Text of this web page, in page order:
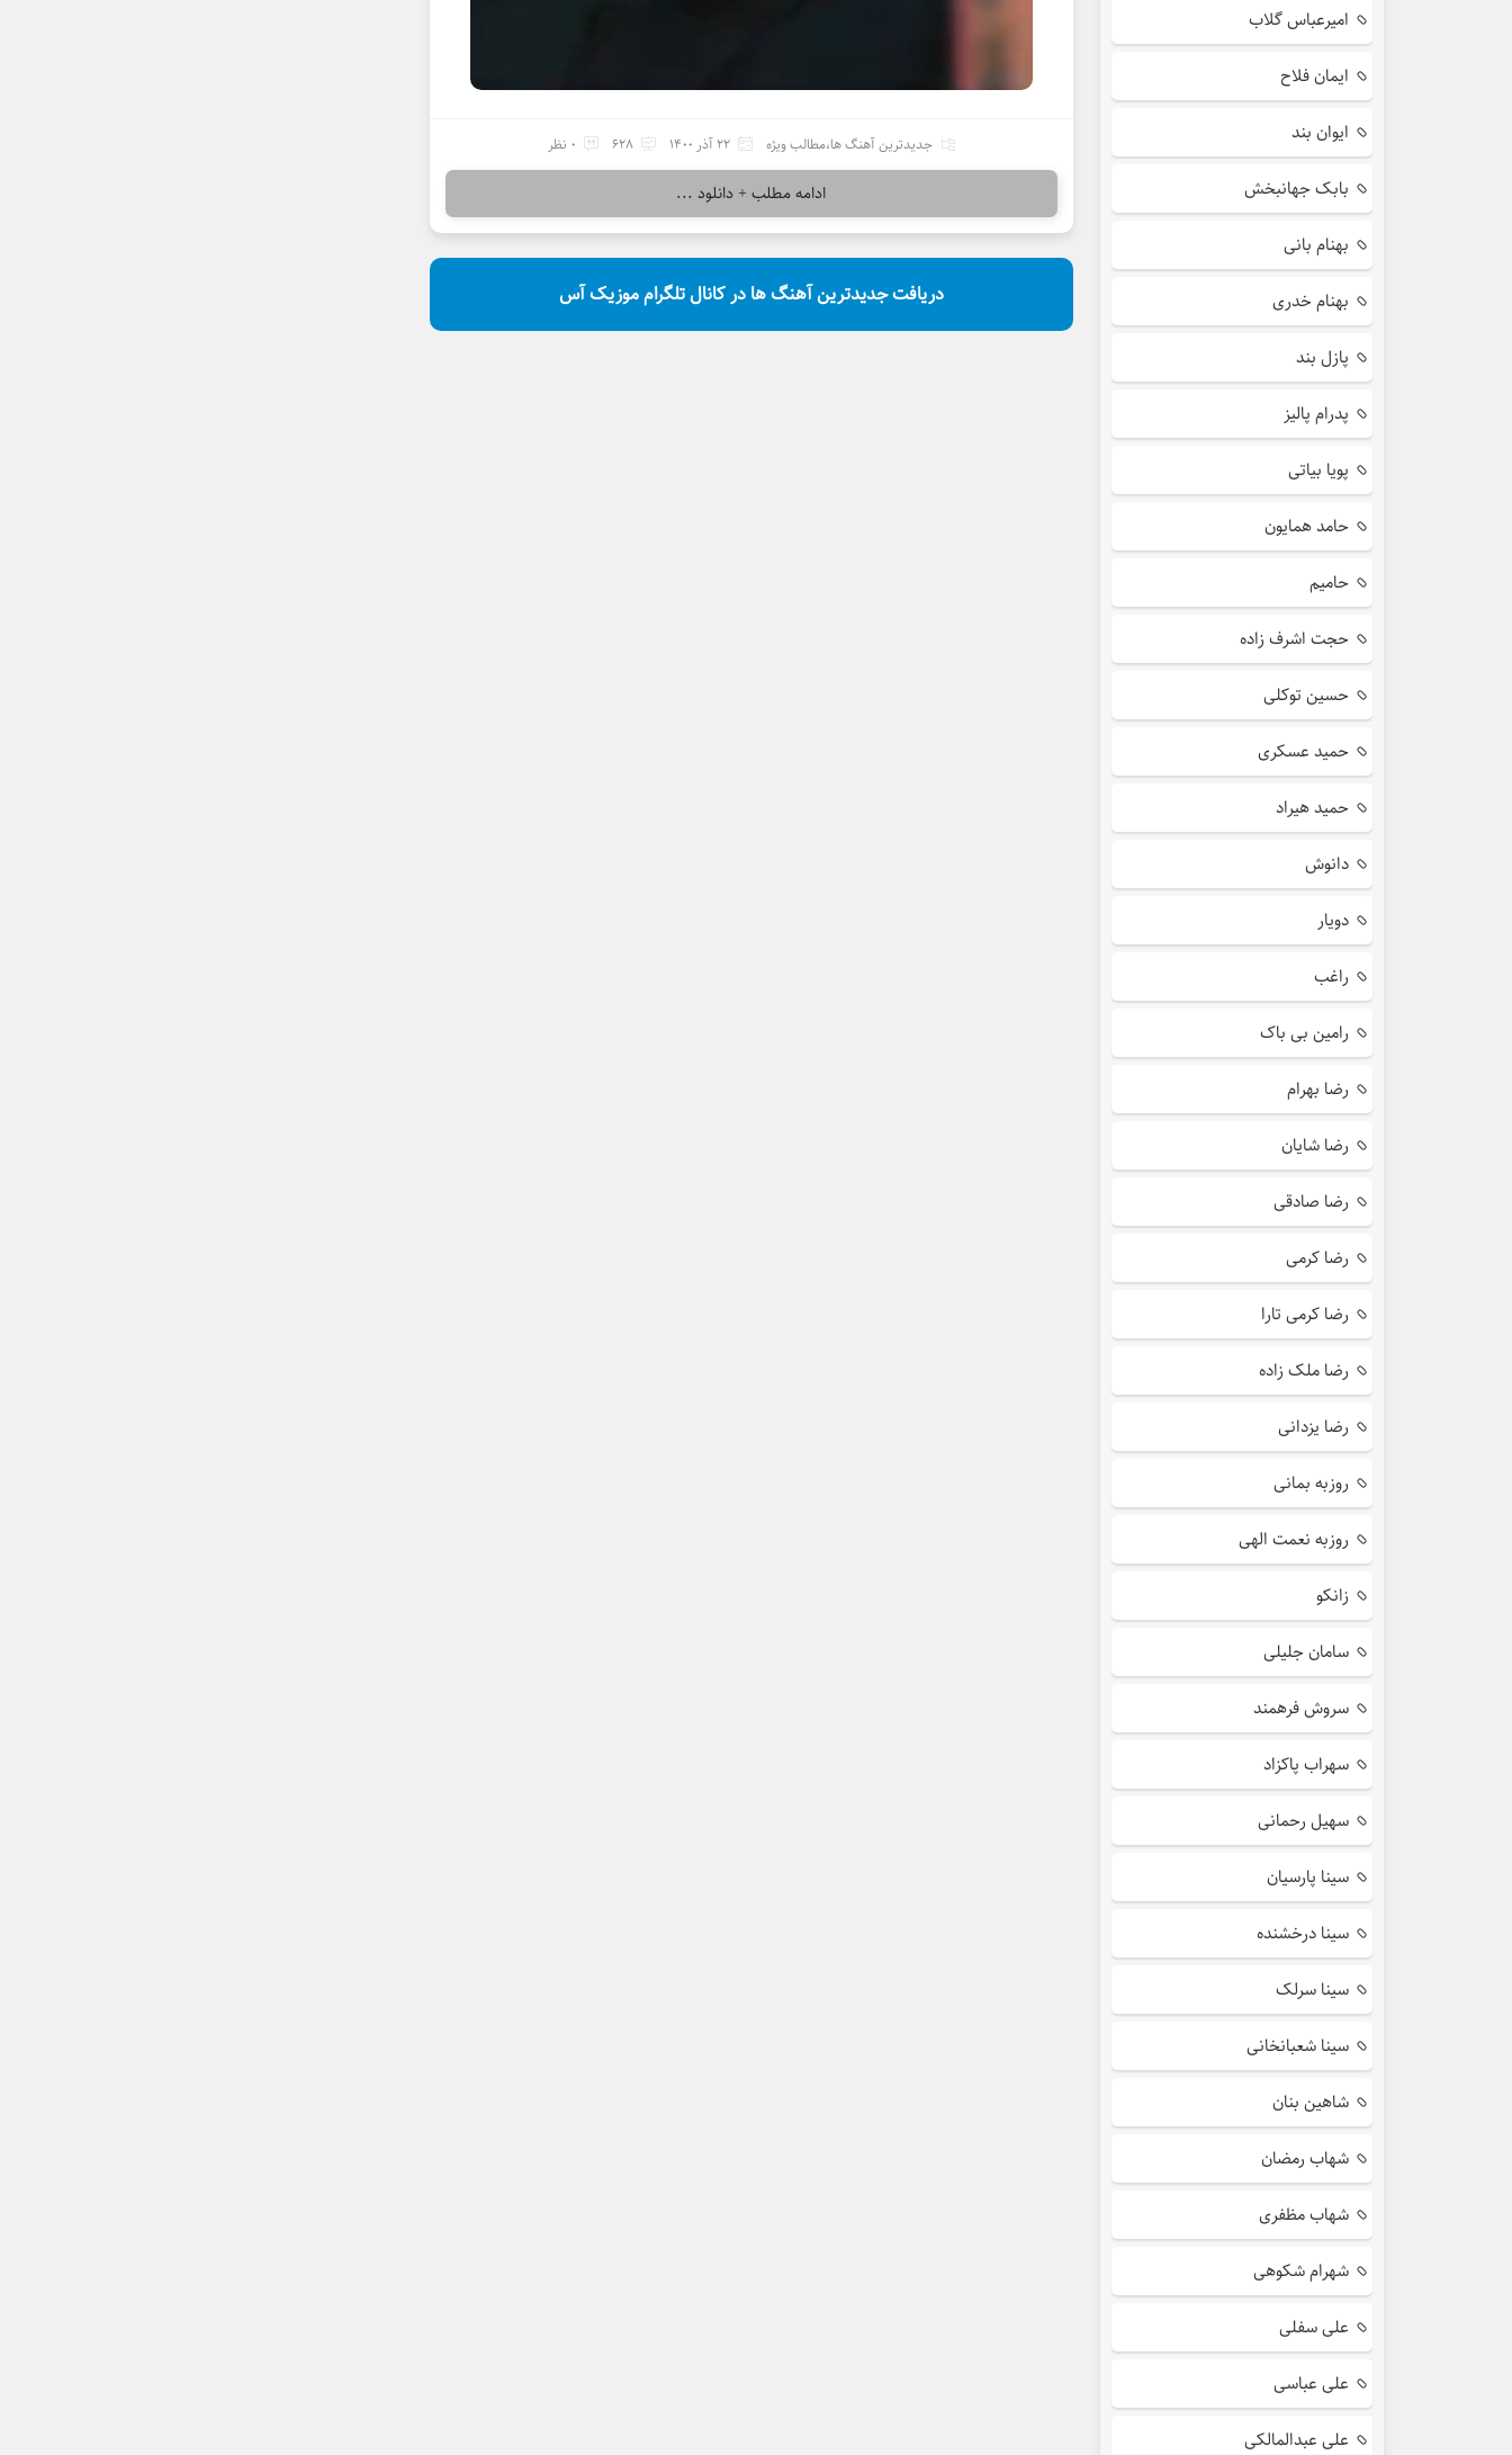
جدیدترین آهنگ ها،مطالب ویژه 22 آذر 1400 628 0 نظر
ادامه مطلب + دانلود ...
دریافت جدیدترین آهنگ ها در کانال تلگرام موزیک آس
امیرعباس گلاب
ایمان فلاح
ایوان بند
بابک جهانبخش
بهنام بانی
بهنام خدری
پازل بند
پدرام پالیز
پویا بیاتی
حامد همایون
حامیم
حجت اشرف زاده
حسین توکلی
حمید عسکری
حمید هیراد
دانوش
دویار
راغب
رامین بی باک
رضا بهرام
رضا شایان
رضا صادقی
رضا کرمی
رضا کرمی تارا
رضا ملک زاده
رضا یزدانی
روزبه بمانی
روزبه نعمت الهی
زانکو
سامان جلیلی
سروش فرهمند
سهراب پاکزاد
سهیل رحمانی
سینا پارسیان
سینا درخشنده
سینا سرلک
سینا شعبانخانی
شاهین بنان
شهاب رمضان
شهاب مظفری
شهرام شکوهی
علی سفلی
علی عباسی
علی عبدالمالکی